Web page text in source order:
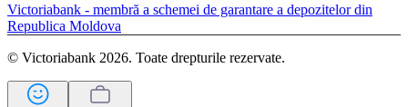
Victoriabank - membră a schemei de garantare a depozitelor din
Republica Moldova
© Victoriabank 2026. Toate drepturile rezervate.